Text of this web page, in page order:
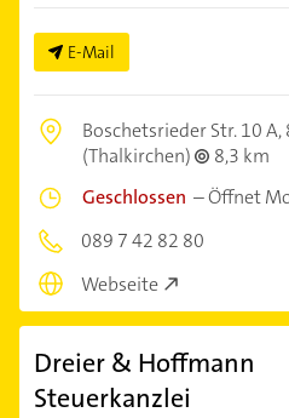
E-Mail
Boschetsrieder Str. 10 A,
(Thalkirchen)
8,3 km
Geschlossen –Öffnet
089 7 42 82 80
Webseite
Dreier & Hoffmann
Steuerkanzlei